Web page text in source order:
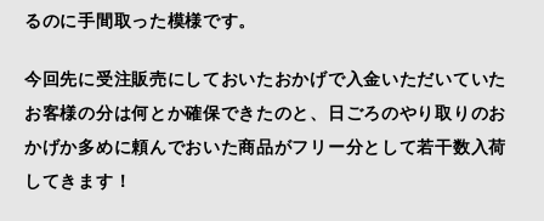
るのに手間取った模様です。
今回先に受注販売にしておいたおかげで入金いただいていた
お客様の分は何とか確保できたのと、日ごろのやり取りのお
かげか多めに頼んでおいた商品がフリー分として若干数入荷
してきます！